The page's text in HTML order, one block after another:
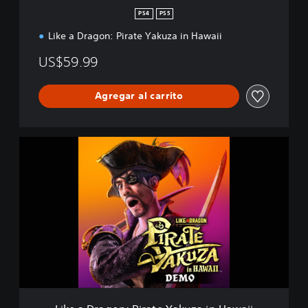
PS4 PS5
Like a Dragon: Pirate Yakuza in Hawaii
US$59.99
Agregar al carrito
: